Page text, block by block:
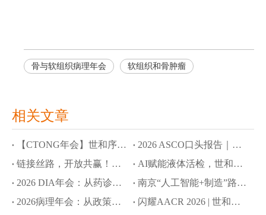
骨与软组织病理年会 软组织和骨肿瘤
相关文章
【CTONG年会】世和序语大模型、OncoMind多智能体解锁新药研发与精准诊疗新范式
2026 ASCO口头报告｜世和基因AI大语言模型拓展肿瘤早筛与MRD监测应用边界
链接丝路，开放共赢！世和基因亮相第十届丝博会
AI赋能液体活检，世和基因8项成果入选ASCO口头报告和壁报
2026 DIA年会：从药诊协同到全球合规，世和基因赋能CDx创新开发新路径
南京“人工智能+制造”路演：世和基因以AI驱动创新药研发提速
2026病理年会：从政策破局到院内落地，世和基因引领NGS创新转化路径
闪耀AACR 2026 | 世和基因以创新技术推动肿瘤精准诊疗新突破